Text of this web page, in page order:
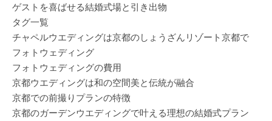
ゲストを喜ばせる結婚式場と引き出物
タグ一覧
チャペルウエディングは京都のしょうざんリゾート京都で
フォトウェディング
フォトウェディングの費用
京都ウエディングは和の空間美と伝統が融合
京都での前撮りプランの特徴
京都のガーデンウエディングで叶える理想の結婚式プラン